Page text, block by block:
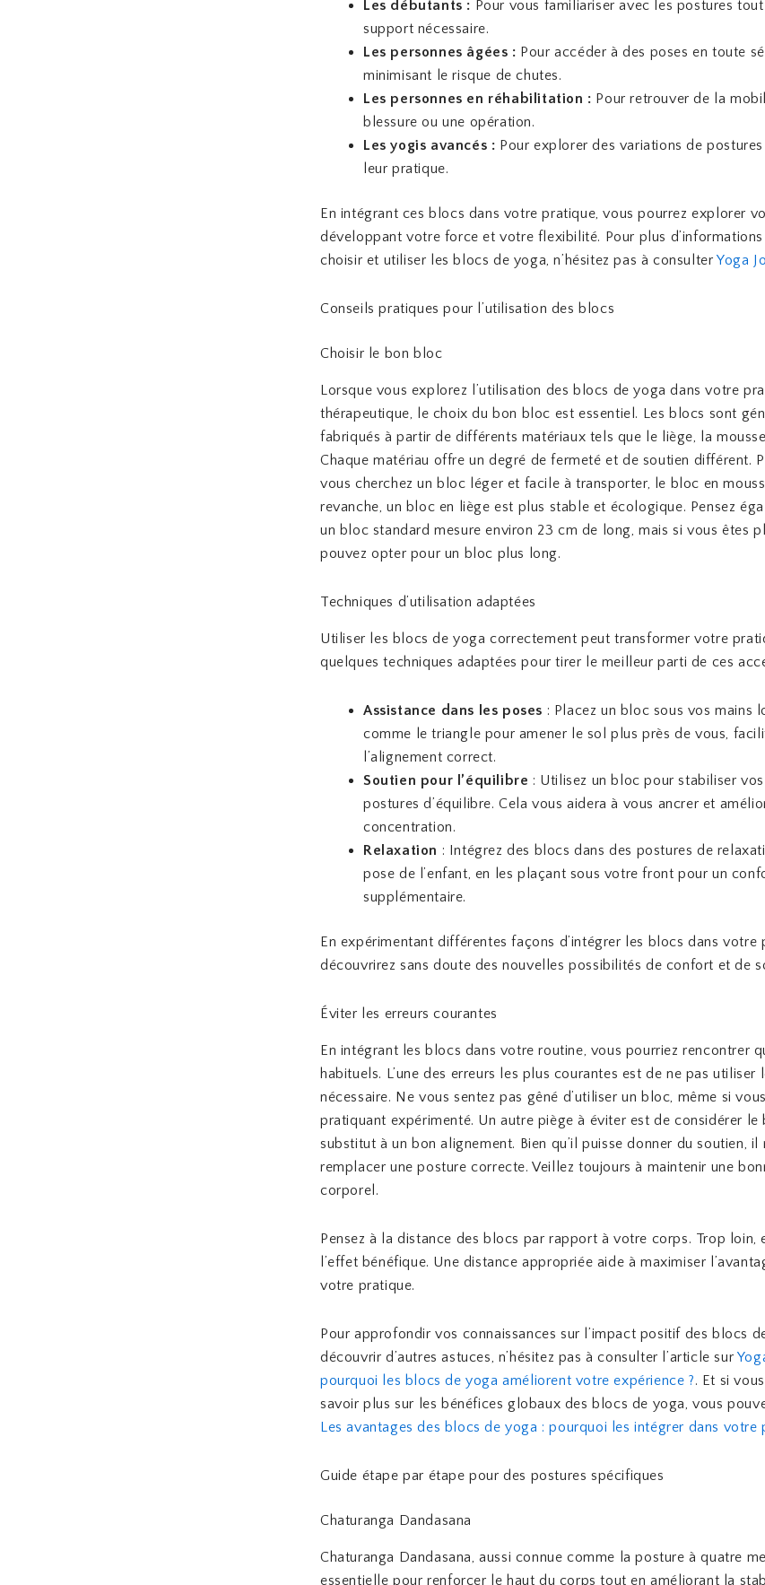
Les débutants : Pour vous familiariser avec les postures
support nécessaire.
Les personnes âgées : Pour accéder à des poses en toute
minimisant le risque de chutes.
Les personnes en réhabilitation : Pour retrouver de la
blessure ou une opération.
Les yogis avancés : Pour explorer des variations de
leur pratique.
En intégrant ces blocs dans votre pratique, vous pourrez explorer
développant votre force et votre flexibilité. Pour plus
choisir et utiliser les blocs de yoga, n’hésitez pas à consulterYoga
Conseils pratiques pour l’utilisation des blocs
Choisir le bon bloc
Lorsque vous explorez l’utilisation des blocs de yoga dans votre
thérapeutique, le choix du bon bloc est essentiel. Les blocs sont
fabriqués à partir de différents matériaux tels que le liège, la
Chaque matériau offre un degré de fermeté et de soutien différent.
vous cherchez un bloc léger et facile à transporter, le bloc en
revanche, un bloc en liège est plus stable et écologique. Pensez
un bloc standard mesure environ 23 cm de long, mais si vous êtes
pouvez opter pour un bloc plus long.
Techniques d’utilisation adaptées
Utiliser les blocs de yoga correctement peut transformer votre
quelques techniques adaptées pour tirer le meilleur parti de ces
Assistance dans les poses : Placez un bloc sous vos mains
comme le triangle pour amener le sol plus près de vous,
l’alignement correct.
Soutien pour l’équilibre : Utilisez un bloc pour stabiliser
postures d’équilibre. Cela vous aidera à vous ancrer et
concentration.
Relaxation : Intégrez des blocs dans des postures de
pose de l’enfant, en les plaçant sous votre front pour un
supplémentaire.
En expérimentant différentes façons d’intégrer les blocs dans votre
découvrirez sans doute des nouvelles possibilités de confort et de
Éviter les erreurs courantes
En intégrant les blocs dans votre routine, vous pourriez rencontrer
habituels. L’une des erreurs les plus courantes est de ne pas utiliser
nécessaire. Ne vous sentez pas gêné d’utiliser un bloc, même si
pratiquant expérimenté. Un autre piège à éviter est de considérer le
substitut à un bon alignement. Bien qu’il puisse donner du soutien, il
remplacer une posture correcte. Veillez toujours à maintenir une
corporel.
Pensez à la distance des blocs par rapport à votre corps. Trop loin,
l’effet bénéfique. Une distance appropriée aide à maximiser
votre pratique.
Pour approfondir vos connaissances sur l’impact positif des blocs
découvrir d’autres astuces, n’hésitez pas à consulter l’article sur
pourquoi les blocs de yoga améliorent votre expérience ?. Et si
savoir plus sur les bénéfices globaux des blocs de yoga, vous
Les avantages des blocs de yoga : pourquoi les intégrer dans votre
Guide étape par étape pour des postures spécifiques
Chaturanga Dandasana
Chaturanga Dandasana, aussi connue comme la posture à quatre
essentielle pour renforcer le haut du corps tout en améliorant la